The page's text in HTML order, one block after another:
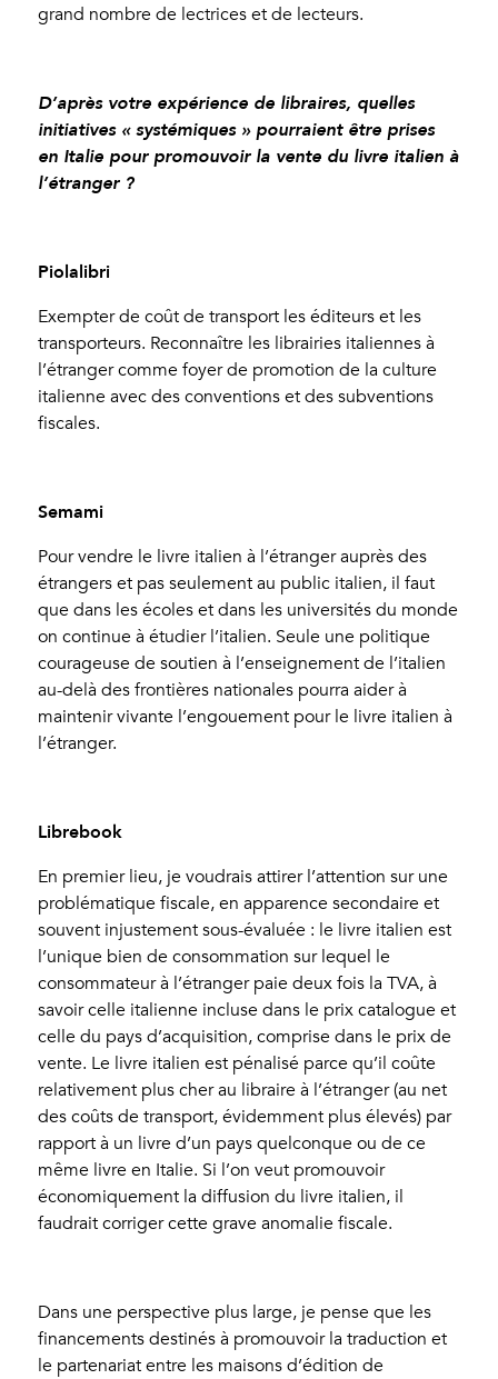
grand nombre de lectrices et de lecteurs.
D’après votre expérience de libraires, quelles
initiatives « systémiques » pourraient être prises
en Italie pour promouvoir la vente du livre italien à
l’étranger ?
Piolalibri
Exempter de coût de transport les éditeurs et les
transporteurs. Reconnaître les librairies italiennes à
l’étranger comme foyer de promotion de la culture
italienne avec des conventions et des subventions
fiscales.
Semami
Pour vendre le livre italien à l’étranger auprès des
étrangers et pas seulement au public italien, il faut
que dans les écoles et dans les universités du monde
on continue à étudier l’italien. Seule une politique
courageuse de soutien à l’enseignement de l’italien
au-delà des frontières nationales pourra aider à
maintenir vivante l’engouement pour le livre italien à
l’étranger.
Librebook
En premier lieu, je voudrais attirer l’attention sur une
problématique fiscale, en apparence secondaire et
souvent injustement sous-évaluée : le livre italien est
l’unique bien de consommation sur lequel le
consommateur à l’étranger paie deux fois la TVA, à
savoir celle italienne incluse dans le prix catalogue et
celle du pays d’acquisition, comprise dans le prix de
vente. Le livre italien est pénalisé parce qu’il coûte
relativement plus cher au libraire à l’étranger (au net
des coûts de transport, évidemment plus élevés) par
rapport à un livre d’un pays quelconque ou de ce
même livre en Italie. Si l’on veut promouvoir
économiquement la diffusion du livre italien, il
faudrait corriger cette grave anomalie fiscale.
Dans une perspective plus large, je pense que les
financements destinés à promouvoir la traduction et
le partenariat entre les maisons d’édition de